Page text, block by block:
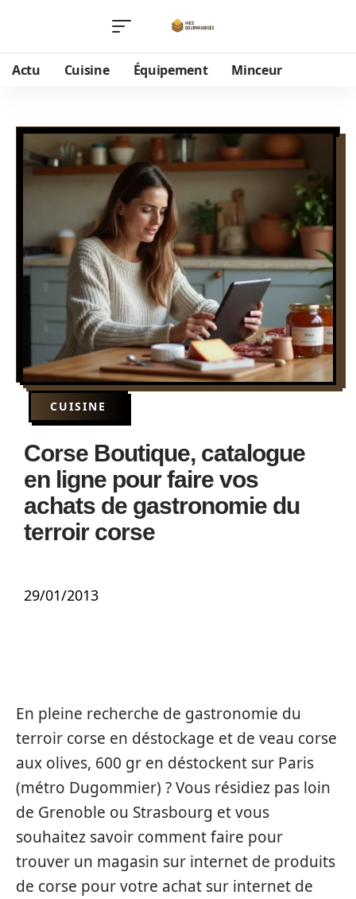
Actu Cuisine Équipement Minceur
CUISINE
Corse Boutique, catalogue
en ligne pour faire vos
achats de gastronomie du
terroir corse
29/01/2013
En pleine recherche de gastronomie du
terroir corse en déstockage et de veau corse
aux olives, 600 gr en déstockent sur Paris
(métro Dugommier) ? Vous résidiez pas loin
de Grenoble ou Strasbourg et vous
souhaitez savoir comment faire pour
trouver un magasin sur internet de produits
de corse pour votre achat sur internet de